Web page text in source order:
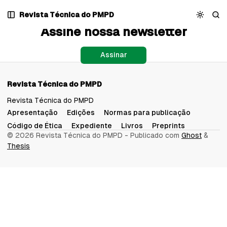
para
Navegação
para
para
Conteúdo
Revista Técnica do PMPD
Blog
Assine nossa newsletter
Assinar
Revista Técnica do PMPD
Revista Técnica do PMPD
Apresentação
Edições
Normas para publicação
Código de Ética
Expediente Livros
Preprints
© 2026 Revista Técnica do PMPD - Publicado com Ghost &
Thesis